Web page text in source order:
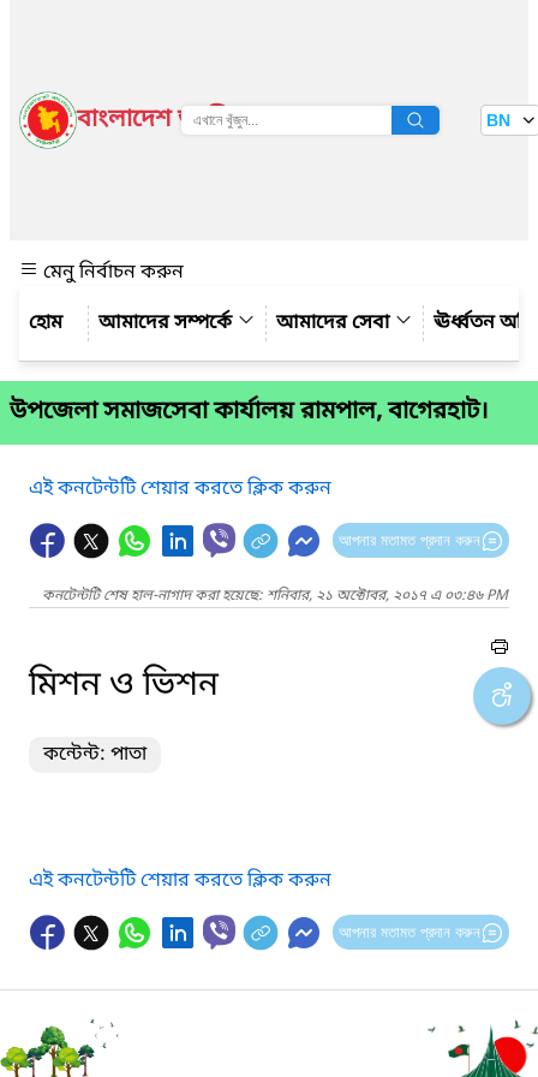
বাংলাদেশ জাতীয় তথ্য বাতায়ন BN
মেনু নির্বাচন করুন
আমাদের সম্পর্কে
আমাদের সেবা ঊর্ধ্বতন
উপজেলা সমাজসেবা কার্যালয় রামপাল, বাগেরহাট।
এই কনটেন্টটি শেয়ার করতে ক্লিক করুন
আপনার মতামত প্রদান করুন
কনটেন্টটি শেষ হাল-নাগাদ করা হয়েছে: শনিবার, ২১ অক্টোবর, ২০১৭ এ ০৩:৪৬ PM
মিশন ও ভিশন
কন্টেন্ট: পাতা
এই কনটেন্টটি শেয়ার করতে ক্লিক করুন
আপনার মতামত প্রদান করুন